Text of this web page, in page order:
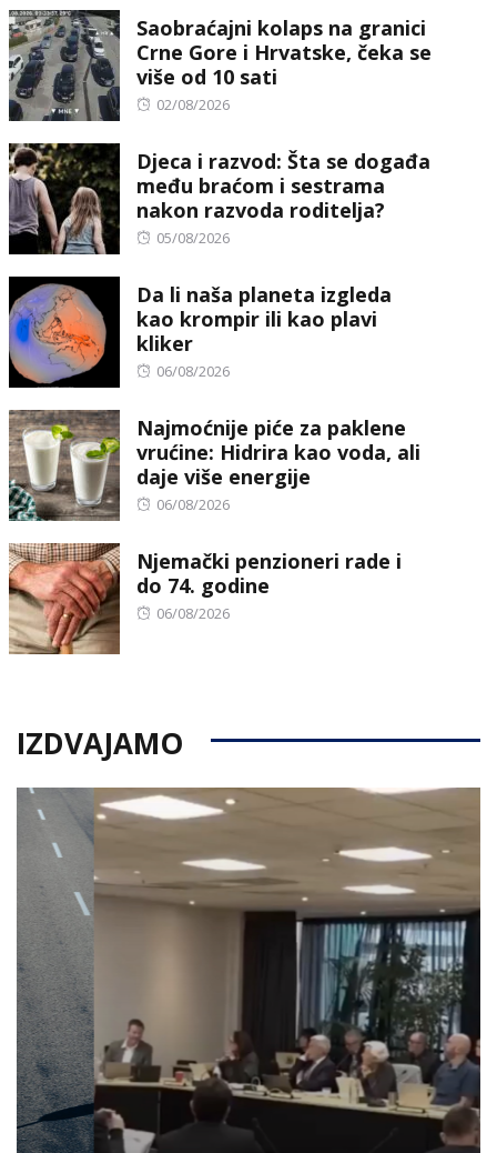
Saobraćajni kolaps na granici
Crne Gore i Hrvatske, čeka se
više od 10 sati
Posted
02/08/2026
Djeca i razvod: Šta se događa
među braćom i sestrama
nakon razvoda roditelja?
Posted
05/08/2026
Da li naša planeta izgleda
kao krompir ili kao plavi
kliker
Posted
06/08/2026
Najmoćnije piće za paklene
vrućine: Hidrira kao voda, ali
daje više energije
Posted
06/08/2026
Njemački penzioneri rade i
do 74. godine
Posted
06/08/2026
IZDVAJAMO